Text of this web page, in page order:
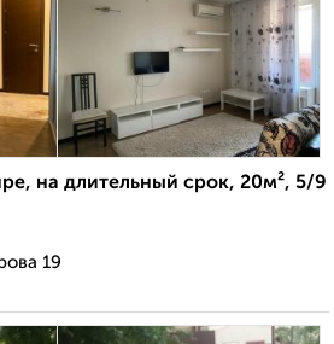
на длительный срок, 20м², 5/9
19